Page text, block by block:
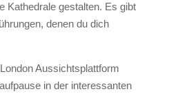
Kathedrale gestalten. Es gibt
denen du dich
Aussichtsplattform
in der interessanten